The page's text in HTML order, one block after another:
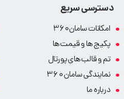
دسترسی سریع
امکانات سامان360
پکیج ها و قیمت ها
تم و قالب های پورتال
نمایندگی سامان 360
درباره ما